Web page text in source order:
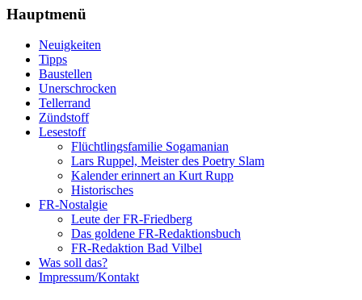
Hauptmenü
Neuigkeiten
Tipps
Baustellen
Unerschrocken
Tellerrand
Zündstoff
Lesestoff
Flüchtlingsfamilie Sogamanian
Lars Ruppel, Meister des Poetry Slam
Kalender erinnert an Kurt Rupp
Historisches
FR-Nostalgie
Leute der FR-Friedberg
Das goldene FR-Redaktionsbuch
FR-Redaktion Bad Vilbel
Was soll das?
Impressum/Kontakt